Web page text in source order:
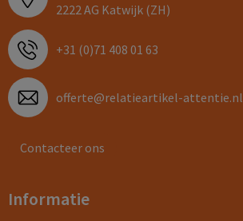
2222 AG Katwijk (ZH)
+31 (0)71 408 01 63
offerte@relatieartikel-attentie.nl
Contacteer ons
Informatie